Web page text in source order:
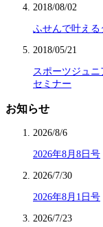
2018/08/02
ふせんで叶え
2018/05/21
スポーツジュ
セミナー
お知らせ
2026/8/6
2026年8月8日号
2026/7/30
2026年8月1日号
2026/7/23